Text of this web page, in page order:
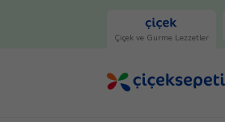
Çiçek ve Gurme Lezzetler